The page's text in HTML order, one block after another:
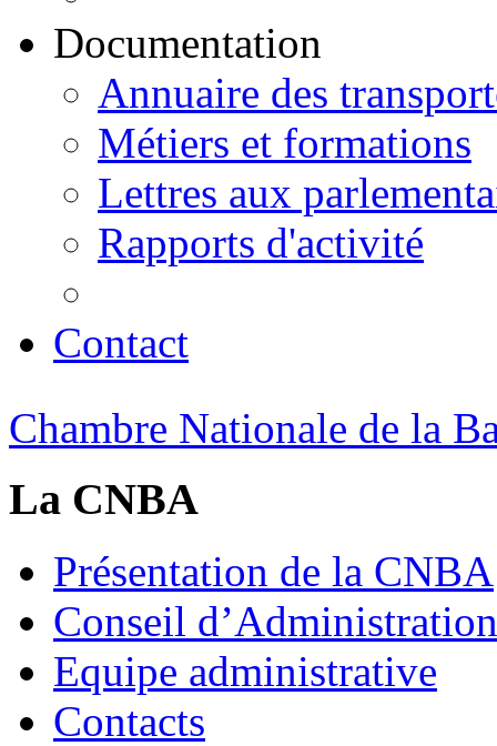
Documentation
Annuaire des
Métiers et formations
Lettres aux
Rapports d'activité
Contact
Chambre Nationale de la
La CNBA
Présentation de la CNBA
Conseil d’Administration
Equipe administrative
Contacts